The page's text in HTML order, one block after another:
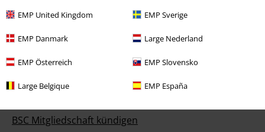
EMP United Kingdom EMP Sverige
EMP Danmark Large Nederland
EMP Österreich EMP Slovensko
Large Belgique EMP España
BSC Mitgliedschaft kündigen